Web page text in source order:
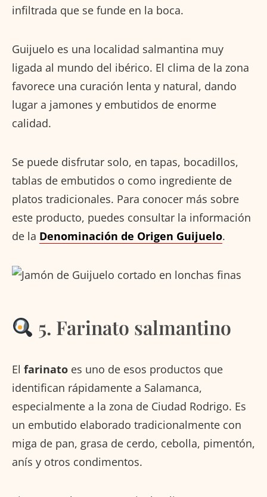
infiltrada que se funde en la boca.
Guijuelo es una localidad salmantina muy
ligada al mundo del ibérico. El clima de la zona
favorece una curación lenta y natural, dando
lugar a jamones y embutidos de enorme
calidad.
Se puede disfrutar solo, en tapas, bocadillos,
tablas de embutidos o como ingrediente de
platos tradicionales. Para conocer más sobre
este producto, puedes consultar la información
de la Denominación de Origen Guijuelo.
5. Farinato salmantino
El farinato es uno de esos productos que
identifican rápidamente a Salamanca,
especialmente a la zona de Ciudad Rodrigo. Es
un embutido elaborado tradicionalmente con
miga de pan, grasa de cerdo, cebolla, pimentón,
anís y otros condimentos.